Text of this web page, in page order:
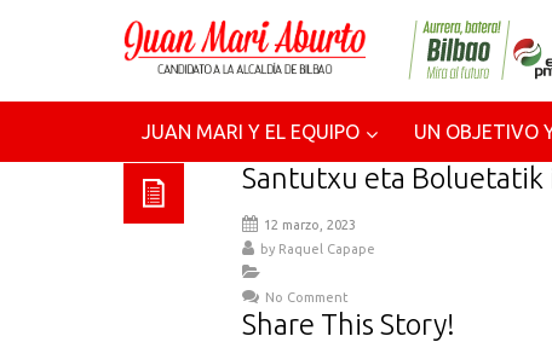
JUAN MARI Y EL EQUIPO UN OBJETIVO
Santutxu eta Boluetatik
12 marzo, 2023
by Raquel Capape
No Comment
Share This Story!